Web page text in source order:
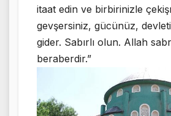
itaat edin ve birbirinizle
gevşersiniz, gücünüz,
gider. Sabırlı olun. Allah
beraberdir.”